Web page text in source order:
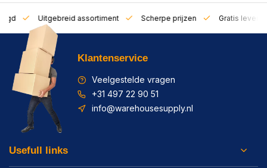
Uitgebreid assortiment Scherpe prijzen Gratis
Klantenservice
Veelgestelde vragen
+31 497 22 90 51
info@warehousesupply.nl
Usefull links